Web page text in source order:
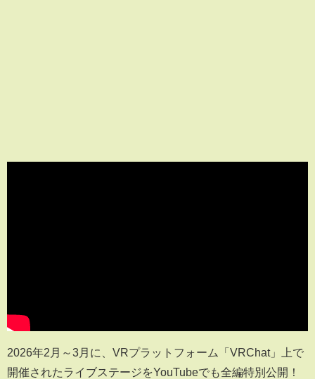
2026年2月～3月に、VRプラットフォーム「VRChat」上で
開催されたライブステージをYouTubeでも全編特別公開！